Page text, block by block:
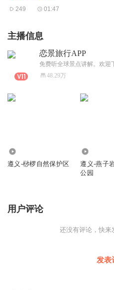
249 01:47
主播信息
恋景旅行APP
免费听全球景点讲解。欢迎
48.29万
遵义-桫椤自然保护区
遵义-燕子
公园
用户评论
还没有评论，快来
发表